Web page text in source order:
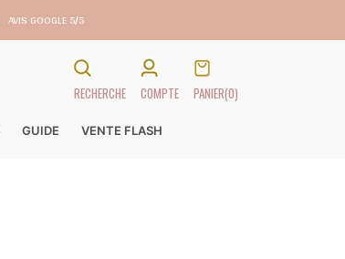
AVIS GOOGLE 5/5
RECHERCHE COMPTE PANIER(0)
GUIDE VENTE FLASH